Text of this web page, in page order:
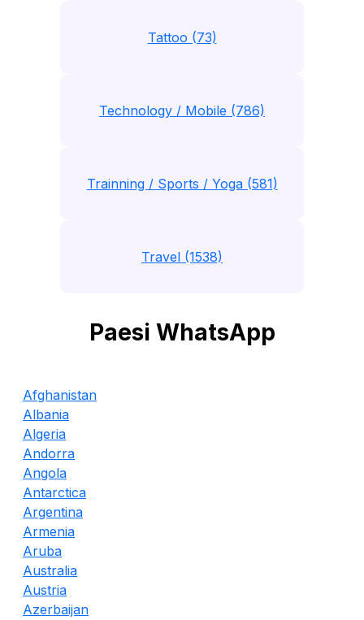
Tattoo (73)
Technology / Mobile (786)
Trainning / Sports / Yoga (581)
Travel (1538)
Paesi WhatsApp
Afghanistan
Albania
Algeria
Andorra
Angola
Antarctica
Argentina
Armenia
Aruba
Australia
Austria
Azerbaijan